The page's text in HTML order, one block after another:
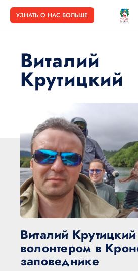
УЗНАТЬ О НАС БОЛЬШЕ
Виталий
Крутицкий
Виталий Крутицкий
волонтером в
заповеднике